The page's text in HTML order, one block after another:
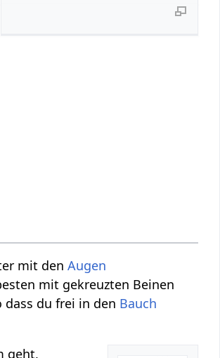
mit denAugen
mit gekreuzten Beinen
dass du frei in den Bauch
geht,